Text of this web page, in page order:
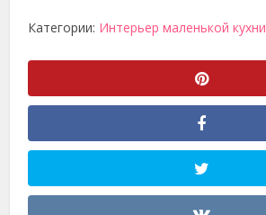
Категории: Интерьер маленькой кухни